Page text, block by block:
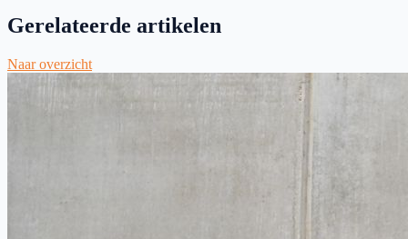
Gerelateerde artikelen
Naar overzicht